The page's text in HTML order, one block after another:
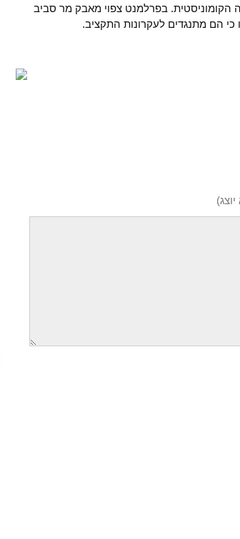
הקומוניסטית. בפרלמנט צפוי מאבק מר סביב
הם מתנגדים לעקרונות התקציב.